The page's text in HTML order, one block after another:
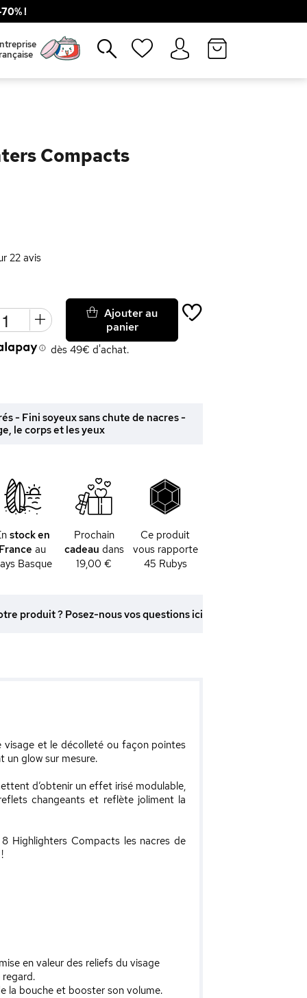
!
Compacts
22avis
dès 49€ d'achat.
Ajouter au
panier
- Fini soyeux sans chute de nacres -
le corps et les yeux
stock en
France au
Basque
Prochain
cadeau dans
19,00 €
Ce produit
vous rapporte
45 Rubys
produit ? Posez-nous vos questions ici
visage et le décolleté ou façon pointes
un glow sur mesure.
d’obtenir un effet irisé modulable,
changeants et reflète joliment la
Highlighters Compacts les nacres de
en valeur des reliefs du visage
la bouche et booster son volume.